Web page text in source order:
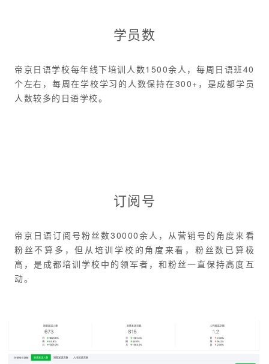
学员数
帝京日语学校每年线下培训人数1500余人，每周日语班40
个左右，每周在学校学习的人数保持在300+，是成都学员
人数较多的日语学校。
订阅号
帝京日语订阅号粉丝数30000余人，从营销号的角度来看
粉丝不算多，但从培训学校的角度来看，粉丝数已算极
高，是成都培训学校中的领军者，和粉丝一直保持高度互
动。